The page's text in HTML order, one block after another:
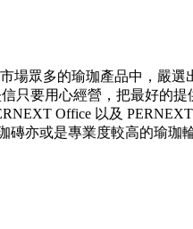
場眾多的瑜珈產品中，嚴選
只要用心經營，把最好的
Office 以及
亦或是專業度較高的瑜珈